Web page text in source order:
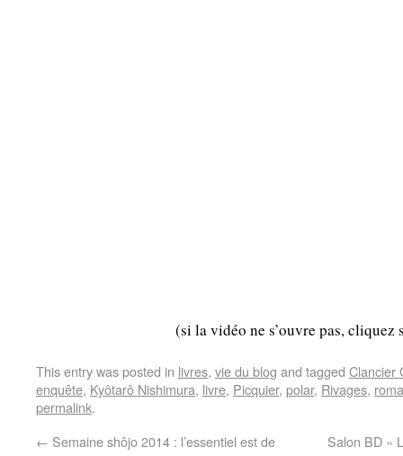
(si la vidéo ne s’ouvre pas, cliquez
This entry was posted in livres, vie du blog and tagged Clancier
enquête, Kyôtarô Nishimura, livre, Picquier, polar, Rivages,
permalink.
← Semaine shôjo 2014 : l’essentiel est de
Salon BD «